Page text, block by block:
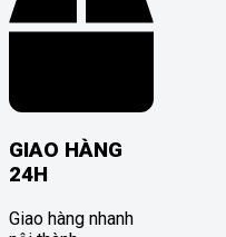
GIAO HÀNG
24H
Giao hàng nhanh